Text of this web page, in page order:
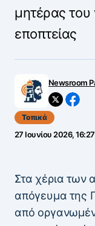
μητέρας
εποπτείας
Newsroom
Τοπικά
27 Ιουνίου 2026, 16:27
Στα χέρια των
απόγευμα της
από